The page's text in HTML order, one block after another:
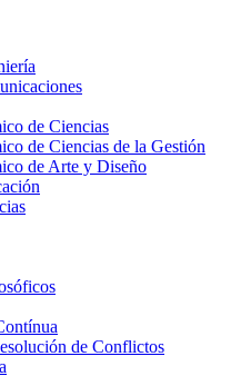
de Ciencias
de Ciencias de la Gestión
de Arte y Diseño
de Conflictos